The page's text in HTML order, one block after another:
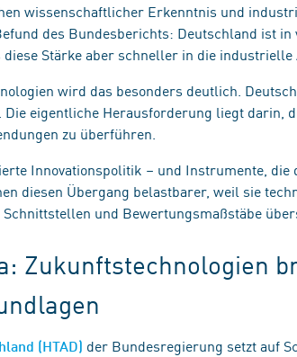
wissenschaftlicher Erkenntnis und
des Bundesberichts: Deutschland ist in
Stärke aber schneller in die industrielle
wird das besonders deutlich.
eigentliche Herausforderung liegt darin,
zu überführen.
Innovationspolitik – und Instrumente, die
diesen Übergang belastbarer, weil sie
und Bewertungsmaßstäbe
Zukunftstechnologien
(HTAD) der Bundesregierung setzt auf